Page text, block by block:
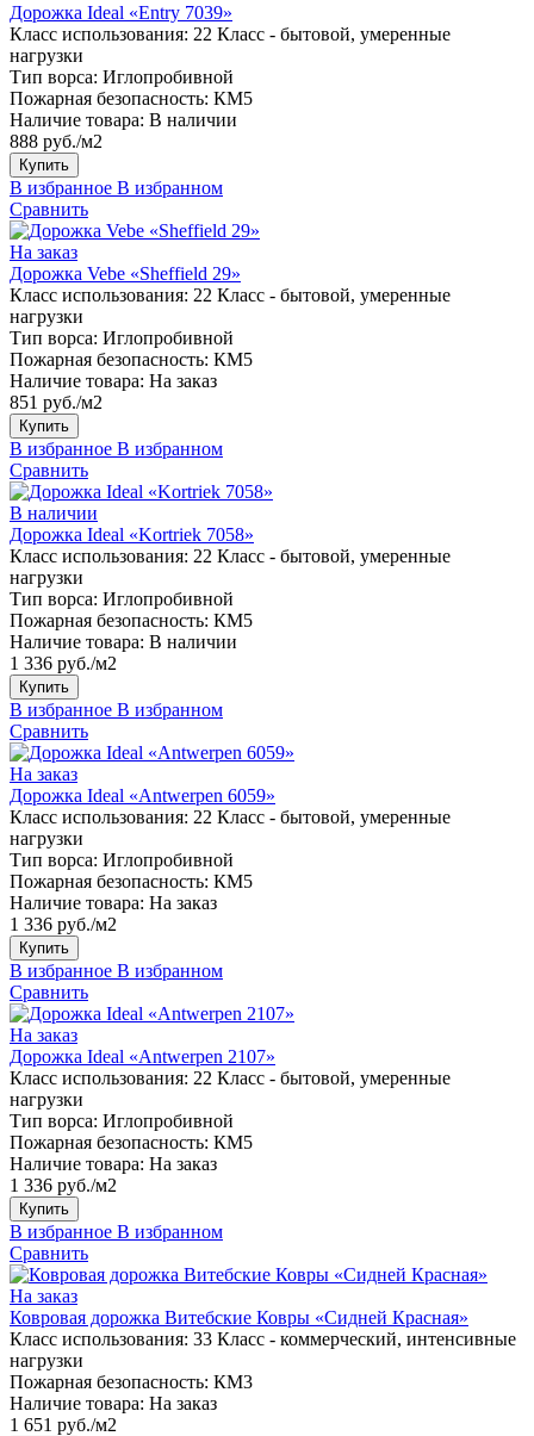
Дорожка Ideal «Entry 7039»
Класс использования: 22 Класс - бытовой, умеренные
нагрузки
Тип ворса: Иглопробивной
Пожарная безопасность: КМ5
Наличие товара: В наличии
888 руб./м2
Купить
В избранное В избранном
Сравнить
На заказ
Дорожка Vebe «Sheffield 29»
Класс использования: 22 Класс - бытовой, умеренные
нагрузки
Тип ворса: Иглопробивной
Пожарная безопасность: КМ5
Наличие товара: На заказ
851 руб./м2
Купить
В избранное В избранном
Сравнить
В наличии
Дорожка Ideal «Kortriek 7058»
Класс использования: 22 Класс - бытовой, умеренные
нагрузки
Тип ворса: Иглопробивной
Пожарная безопасность: КМ5
Наличие товара: В наличии
1 336 руб./м2
Купить
В избранное В избранном
Сравнить
На заказ
Дорожка Ideal «Antwerpen 6059»
Класс использования: 22 Класс - бытовой, умеренные
нагрузки
Тип ворса: Иглопробивной
Пожарная безопасность: КМ5
Наличие товара: На заказ
1 336 руб./м2
Купить
В избранное В избранном
Сравнить
На заказ
Дорожка Ideal «Antwerpen 2107»
Класс использования: 22 Класс - бытовой, умеренные
нагрузки
Тип ворса: Иглопробивной
Пожарная безопасность: КМ5
Наличие товара: На заказ
1 336 руб./м2
Купить
В избранное В избранном
Сравнить
На заказ
Ковровая дорожка Витебские Ковры «Сидней Красная»
Класс использования: 33 Класс - коммерческий, интенсивные
нагрузки
Пожарная безопасность: КМ3
Наличие товара: На заказ
1 651 руб./м2